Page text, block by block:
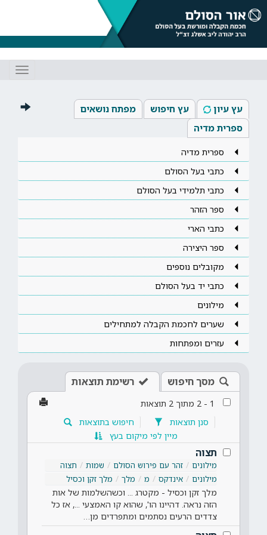
עץ עיון עץ חיפוש
מפתח נושאים
ספרית מדיה
ספרית מדיה
כתבי בעל הסולם
כתבי תלמידי בעל הסולם
ספר הזהר
כתבי הארי
ספר היצירה
מקובלים נוספים
כתבי יד בעל הסולם
מילונים
שערים לחכמת הקבלה למתחילים
עזרים ומפתחות
מסך חיפוש רשימת תוצאות
1
-
2 מתוך 2 תוצאות
סנן תוצאות
חיפוש בתוצאות
מיין לפי מיקום בעץ
תצוה
מילונים זהר עם פירוש הסולם שמות
תצוה
מילונים
אינדקס מ מלך מלך זקן וכסיל
מלך זקן וכסיל - מקטרג ... וכשהשלמות של אות
הזה נראה. דהיינו הו', שהוא קו האמצעי ..., אז כל
צדדים הרעים נסתמים ומתפרדים מן…